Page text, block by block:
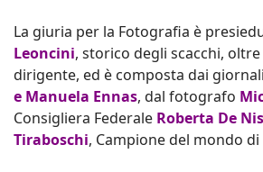
La giuria per la Fotografia è
Leoncini, storico degli scacchi,
dirigente, ed è composta dai
e Manuela Ennas, dal fotografo
Consigliera Federale Roberta De
Tiraboschi, Campione del mondo